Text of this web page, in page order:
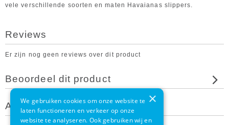
vele verschillende soorten en maten Havaianas slippers.
Reviews
Er zijn nog geen reviews over dit product
Beoordeel dit product
Andere klanten bekeken ook ×
We gebruiken cookies om onze website te
laten functioneren en verkeer op onze
website te analyseren. Ook gebruiken wij en